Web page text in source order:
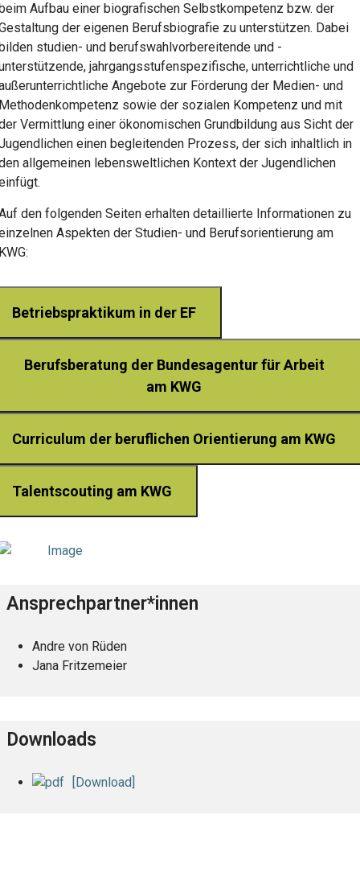
Aufbau einer biografischen Selbstkompetenz bzw. der
der eigenen Berufsbiografie zu unterstützen. Dabei
studien- und berufswahlvorbereitende und -
jahrgangsstufenspezifische, unterrichtliche und
Angebote zur Förderung der Medien- und
sowie der sozialen Kompetenz und mit
Vermittlung einer ökonomischen Grundbildung aus Sicht der
einen begleitenden Prozess, der sich inhaltlich in
allgemeinen lebensweltlichen Kontext der Jugendlichen
den folgenden Seiten erhalten detaillierte Informationen zu
Aspekten der Studien- und Berufsorientierung am
Betriebspraktikum in der EF
Berufsberatung der Bundesagentur für Arbeit
am KWG
Curriculum der beruflichen Orientierung am KWG
Talentscouting am KWG
Ansprechpartner*innen
Andre von Rüden
Jana Fritzemeier
Downloads
[Download]